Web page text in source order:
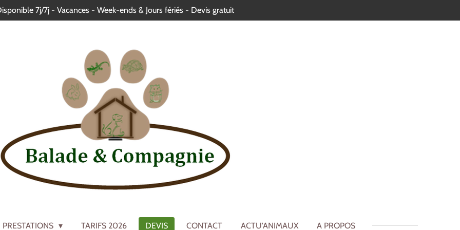
7j/7j - Vacances - Week-ends & Jours fériés - Devis gratuit
PRESTATIONS TARIFS 2026 DEVIS CONTACT ACTU'ANIMAUX A PROPOS